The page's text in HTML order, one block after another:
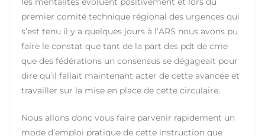
premier comité technique régional des urgences qui
s’est tenu il y a quelques jours à l’ARS nous avons pu
faire le constat que tant de la part des pdt de cme
que des fédérations un consensus se dégageait pour
dire qu’il fallait maintenant acter de cette avancée et
travailler sur la mise en place de cette circulaire.
Nous allons donc vous faire parvenir rapidement un
mode d’emploi pratique de cette instruction que